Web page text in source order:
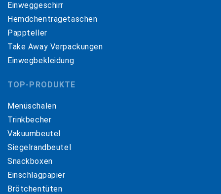
Einweggeschirr
Hemdchentragetaschen
Pappteller
Take Away Verpackungen
Einwegbekleidung
TOP-PRODUKTE
Menüschalen
Trinkbecher
Vakuumbeutel
Siegelrandbeutel
Snackboxen
Einschlagpapier
Brötchentüten